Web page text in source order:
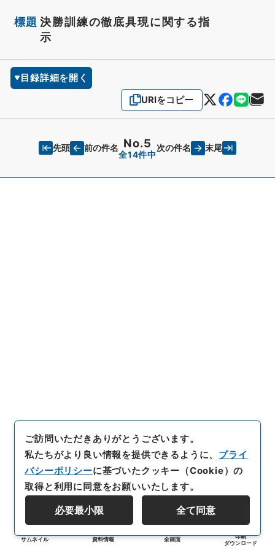
標題 決勝訓練の徹底具現に関する指
示
目録詳細を開く
URIをコピー
先頭 前の件名 No.5
全14件中
次の件名 末尾
サムネイル 資料情報 全画面
印刷
ダウンロード
ご訪問いただきありがとうございます。
私たちがより良い情報を提供できるように、 プライ
バシーポリシーに基づいたクッキー（Cookie）の
取得と利用に同意をお願いいたします。
必要最小限 全て同意